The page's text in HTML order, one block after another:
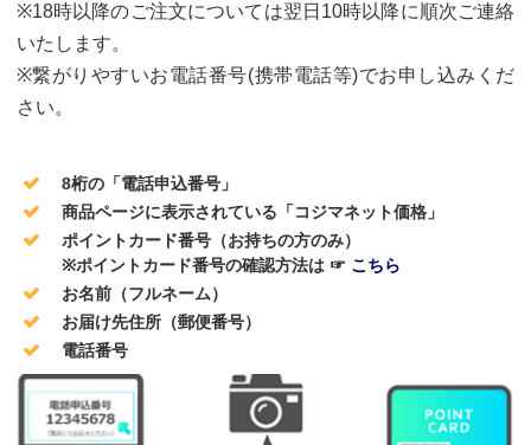
※18時以降のご注文については翌日10時以降に順次ご連絡
いたします。
※繋がりやすいお電話番号(携帯電話等)でお申し込みくだ
さい。
8桁の「電話申込番号」
商品ページに表示されている「コジマネット価格」
ポイントカード番号（お持ちの方のみ）
※ポイントカード番号の確認方法は ☞ こちら
お名前（フルネーム）
お届け先住所（郵便番号）
電話番号